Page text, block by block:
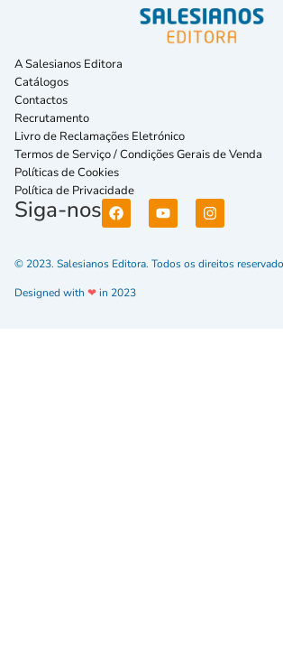
A Salesianos Editora
Catálogos
Contactos
Recrutamento
Livro de Reclamações Eletrónico
Termos de Serviço / Condições Gerais de Venda
Políticas de Cookies
Política de Privacidade
Siga-nos
© 2023. Salesianos Editora. Todos os direitos
Designed with ❤in 2023